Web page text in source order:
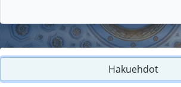
Hakuehdot